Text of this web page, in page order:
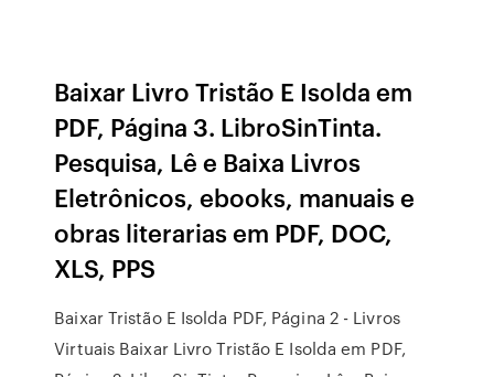
Baixar Livro Tristão E Isolda em
PDF, Página 3. LibroSinTinta.
Pesquisa, Lê e Baixa Livros
Eletrônicos, ebooks, manuais e
obras literarias em PDF, DOC,
XLS, PPS
Baixar Tristão E Isolda PDF, Página 2 - Livros
Virtuais Baixar Livro Tristão E Isolda em PDF,